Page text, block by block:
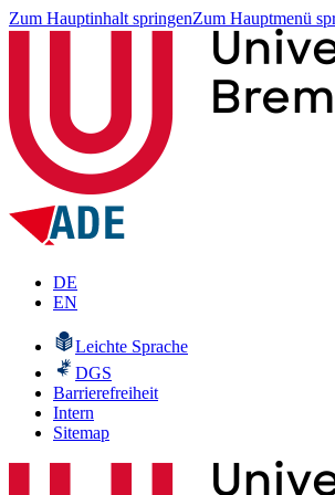
Zum Hauptinhalt springenZum Hauptmenü
DE
EN
Leichte Sprache
DGS
Barrierefreiheit
Intern
Sitemap